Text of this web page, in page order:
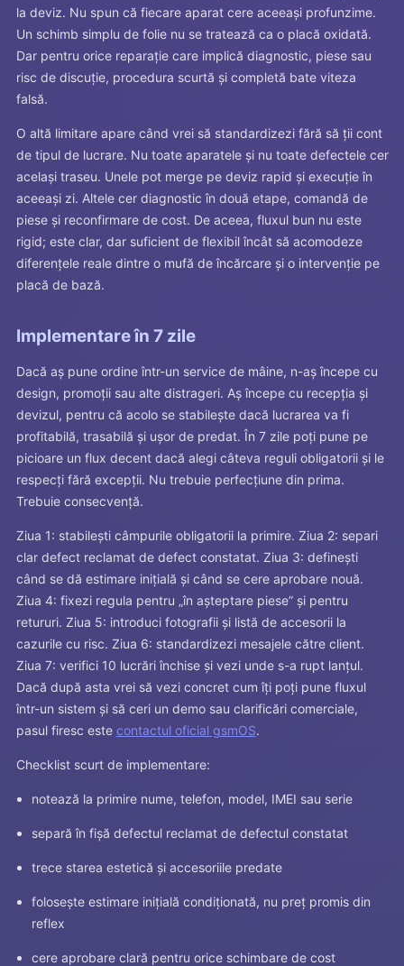
la deviz. Nu spun că fiecare aparat cere aceeași profunzime.
Un schimb simplu de folie nu se tratează ca o placă oxidată.
Dar pentru orice reparație care implică diagnostic, piese sau
risc de discuție, procedura scurtă și completă bate viteza
falsă.
O altă limitare apare când vrei să standardizezi fără să ții cont
de tipul de lucrare. Nu toate aparatele și nu toate defectele cer
același traseu. Unele pot merge pe deviz rapid și execuție în
aceeași zi. Altele cer diagnostic în două etape, comandă de
piese și reconfirmare de cost. De aceea, fluxul bun nu este
rigid; este clar, dar suficient de flexibil încât să acomodeze
diferențele reale dintre o mufă de încărcare și o intervenție pe
placă de bază.
Implementare în 7 zile
Dacă aș pune ordine într-un service de mâine, n-aș începe cu
design, promoții sau alte distrageri. Aș începe cu recepția și
devizul, pentru că acolo se stabilește dacă lucrarea va fi
profitabilă, trasabilă și ușor de predat. În 7 zile poți pune pe
picioare un flux decent dacă alegi câteva reguli obligatorii și le
respecți fără excepții. Nu trebuie perfecțiune din prima.
Trebuie consecvență.
Ziua 1: stabilești câmpurile obligatorii la primire. Ziua 2: separi
clar defect reclamat de defect constatat. Ziua 3: definești
când se dă estimare inițială și când se cere aprobare nouă.
Ziua 4: fixezi regula pentru „în așteptare piese” și pentru
retururi. Ziua 5: introduci fotografii și listă de accesorii la
cazurile cu risc. Ziua 6: standardizezi mesajele către client.
Ziua 7: verifici 10 lucrări închise și vezi unde s-a rupt lanțul.
Dacă după asta vrei să vezi concret cum îți poți pune fluxul
într-un sistem și să ceri un demo sau clarificări comerciale,
pasul firesc este contactul oficial gsmOS.
Checklist scurt de implementare:
notează la primire nume, telefon, model, IMEI sau serie
separă în fișă defectul reclamat de defectul constatat
trece starea estetică și accesoriile predate
folosește estimare inițială condiționată, nu preț promis din
reflex
cere aprobare clară pentru orice schimbare de cost